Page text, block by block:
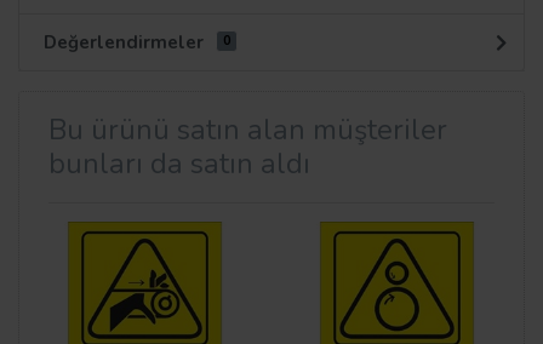
Değerlendirmeler 0
Bu ürünü satın alan müşteriler
bunları da satın aldı